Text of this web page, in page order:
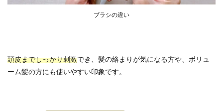
ブラシの違い
頭皮までしっかり刺激でき、髪の絡まりが気になる方や、ボリュ
ーム髪の方にも使いやすい印象です。